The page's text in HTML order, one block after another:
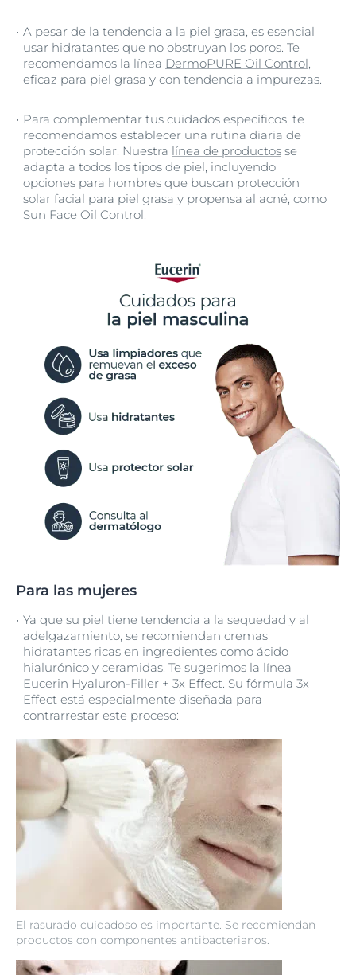
A pesar de la tendencia a la piel grasa, es esencial
usar hidratantes que no obstruyan los poros. Te
recomendamos la línea DermoPURE Oil Control,
eficaz para piel grasa y con tendencia a impurezas.
Para complementar tus cuidados específicos, te
recomendamos establecer una rutina diaria de
protección solar. Nuestra línea de productos se
adapta a todos los tipos de piel, incluyendo
opciones para hombres que buscan protección
solar facial para piel grasa y propensa al acné, como
Sun Face Oil Control.
Para las mujeres
El rasurado cuidadoso es importante. Se recomiendan
productos con componentes antibacterianos.
Ya que su piel tiene tendencia a la sequedad y al
adelgazamiento, se recomiendan cremas
hidratantes ricas en ingredientes como ácido
hialurónico y ceramidas. Te sugerimos la línea
Eucerin Hyaluron-Filler + 3x Effect. Su fórmula 3x
Effect está especialmente diseñada para
contrarrestar este proceso: